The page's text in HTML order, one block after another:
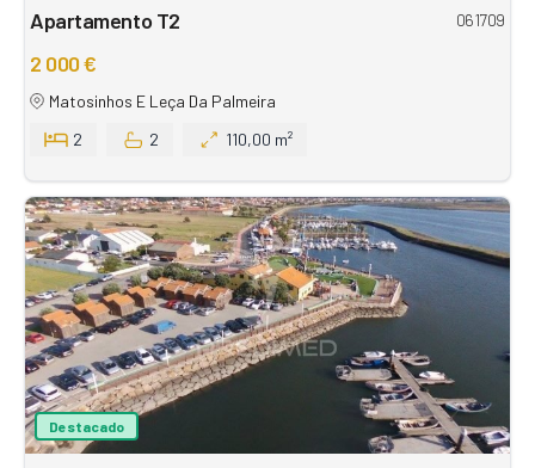
Apartamento T2 061709
2 000 €
Matosinhos E Leça Da Palmeira
2
2 110,00 m²
Destacado